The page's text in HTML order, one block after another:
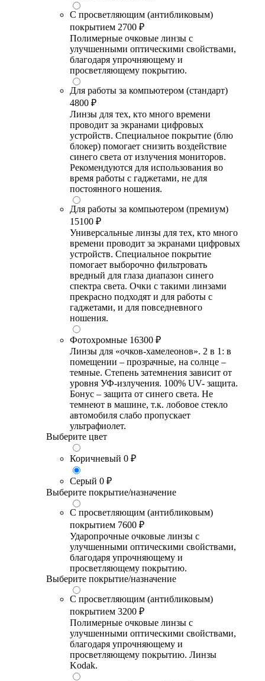
С просветляющим (антибликовым)
покрытием 2700 ₽
Полимерные очковые линзы с
улучшенными оптическими свойствами,
благодаря упрочняющему и
просветляющему покрытию.
Для работы за компьютером (стандарт)
4800 ₽
Линзы для тех, кто много времени
проводит за экранами цифровых
устройств. Специальное покрытие (блю
блокер) помогает снизить воздействие
синего света от излучения мониторов.
Рекомендуются для использования во
время работы с гаджетами, не для
постоянного ношения.
Для работы за компьютером (премиум)
15100 ₽
Универсальные линзы для тех, кто много
времени проводит за экранами цифровых
устройств. Специальное покрытие
помогает выборочно фильтровать
вредный для глаза диапазон синего
спектра света. Очки с такими линзами
прекрасно подходят и для работы с
гаджетами, и для повседневного
ношения.
Фотохромные 16300 ₽
Линзы для «очков-хамелеонов». 2 в 1: в
помещении – прозрачные, на солнце –
темные. Степень затемнения зависит от
уровня УФ-излучения. 100% UV- защита.
Бонус – защита от синего света. Не
темнеют в машине, т.к. лобовое стекло
автомобиля слабо пропускает
ультрафиолет.
Выберите цвет
Коричневый 0 ₽
Серый 0 ₽
Выберите покрытие/назначение
С просветляющим (антибликовым)
покрытием 7600 ₽
Ударопрочные очковые линзы с
улучшенными оптическими свойствами,
благодаря упрочняющему и
просветляющему покрытию.
Выберите покрытие/назначение
С просветляющим (антибликовым)
покрытием 3200 ₽
Полимерные очковые линзы с
улучшенными оптическими свойствами,
благодаря упрочняющему и
просветляющему покрытию. Линзы
Kodak.